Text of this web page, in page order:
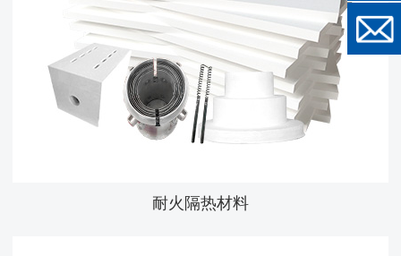
耐火隔热材料